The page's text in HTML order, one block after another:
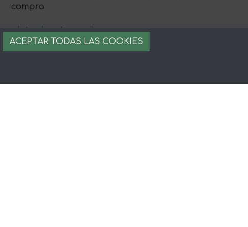
compra
ACEPTAR TODAS LAS COOKIES